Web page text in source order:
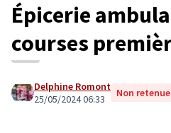
Épicerie
courses
Delphine Romont
25/05/2024 06:33
Non retenue